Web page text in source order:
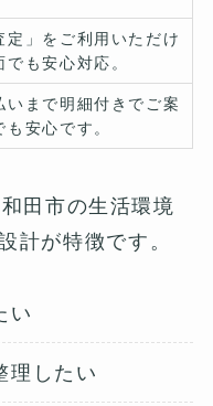
定」をご利用いただけ
でも安心対応。
いまで明細付きでご案
安心です。
田市の生活環境
計が特徴です。
い
理したい